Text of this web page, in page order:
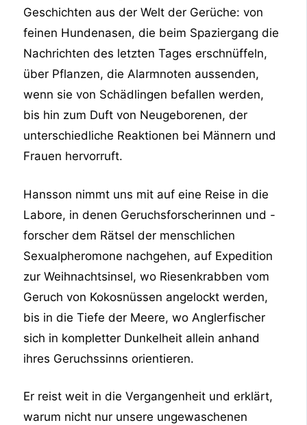
Geschichten aus der Welt der Gerüche: von
feinen Hundenasen, die beim Spaziergang die
Nachrichten des letzten Tages erschnüffeln,
über Pflanzen, die Alarmnoten aussenden,
wenn sie von Schädlingen befallen werden,
bis hin zum Duft von Neugeborenen, der
unterschiedliche Reaktionen bei Männern und
Frauen hervorruft.
Hansson nimmt uns mit auf eine Reise in die
Labore, in denen Geruchsforscherinnen und -
forscher dem Rätsel der menschlichen
Sexualpheromone nachgehen, auf Expedition
zur Weihnachtsinsel, wo Riesenkrabben vom
Geruch von Kokosnüssen angelockt werden,
bis in die Tiefe der Meere, wo Anglerfischer
sich in kompletter Dunkelheit allein anhand
ihres Geruchssinns orientieren.
Er reist weit in die Vergangenheit und erklärt,
warum nicht nur unsere ungewaschenen